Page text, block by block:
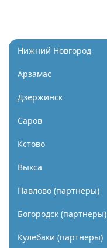
Нижний Новгород
Арзамас
Дзержинск
Саров
Кстово
Выкса
Павлово (партнеры)
Богородск (партнеры)
Кулебаки (партнеры)